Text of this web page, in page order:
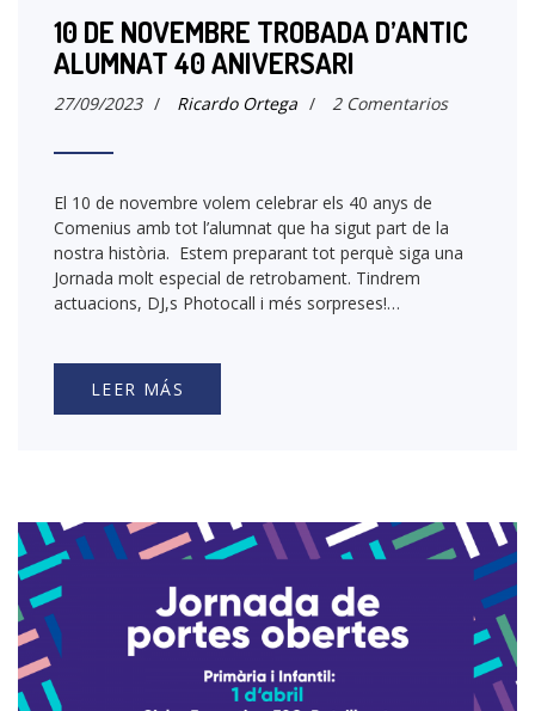
10 DE NOVEMBRE TROBADA D’ANTIC
ALUMNAT 40 ANIVERSARI
27/09/2023 / Ricardo Ortega / 2 Comentarios
El 10 de novembre volem celebrar els 40 anys de
Comenius amb tot l’alumnat que ha sigut part de la
nostra història. Estem preparant tot perquè siga una
Jornada molt especial de retrobament. Tindrem
actuacions, DJ,s Photocall i més sorpreses!…
LEER MÁS